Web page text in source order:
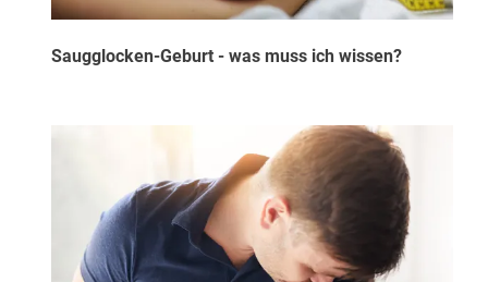
Saugglocken-Geburt - was muss ich wissen?